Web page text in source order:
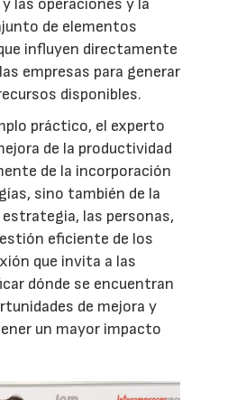
las operaciones y la
de elementos
influyen directamente
empresas para generar
disponibles.
práctico, el experto
de la productividad
de la incorporación
sino también de la
las personas,
eficiente de los
que invita a las
dónde se encuentran
de mejora y
un mayor impacto